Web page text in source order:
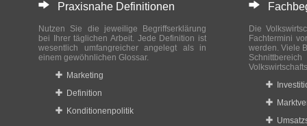
Praxisnahe Definitionen
Nutzen Sie die jeweilige Begriffserklärung
bei Ihrer täglichen Arbeit. Jede Definition ist
wesentlich umfangreicher angelegt als in
einem gewöhnlichen Glossar.
Marketing
Definition
Konditionenpolitik
Die
Fachtermini
werden. Viele